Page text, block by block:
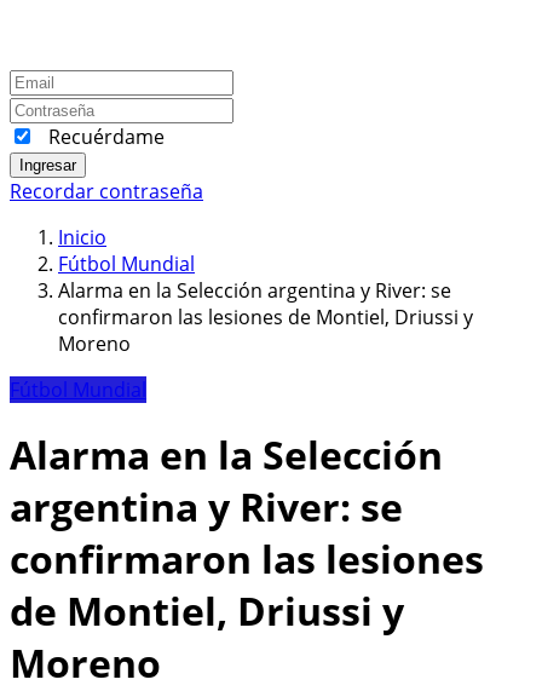
Recuérdame
Ingresar
Recordar contraseña
Inicio
Fútbol Mundial
Alarma en la Selección argentina y River: se
confirmaron las lesiones de Montiel, Driussi y
Moreno
Fútbol Mundial
Alarma en la Selección
argentina y River: se
confirmaron las lesiones
de Montiel, Driussi y
Moreno